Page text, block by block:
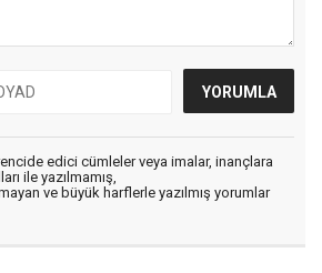
edici cümleler veya imalar, inançlara
ile yazılmamış,
ve büyük harflerle yazılmış yorumlar